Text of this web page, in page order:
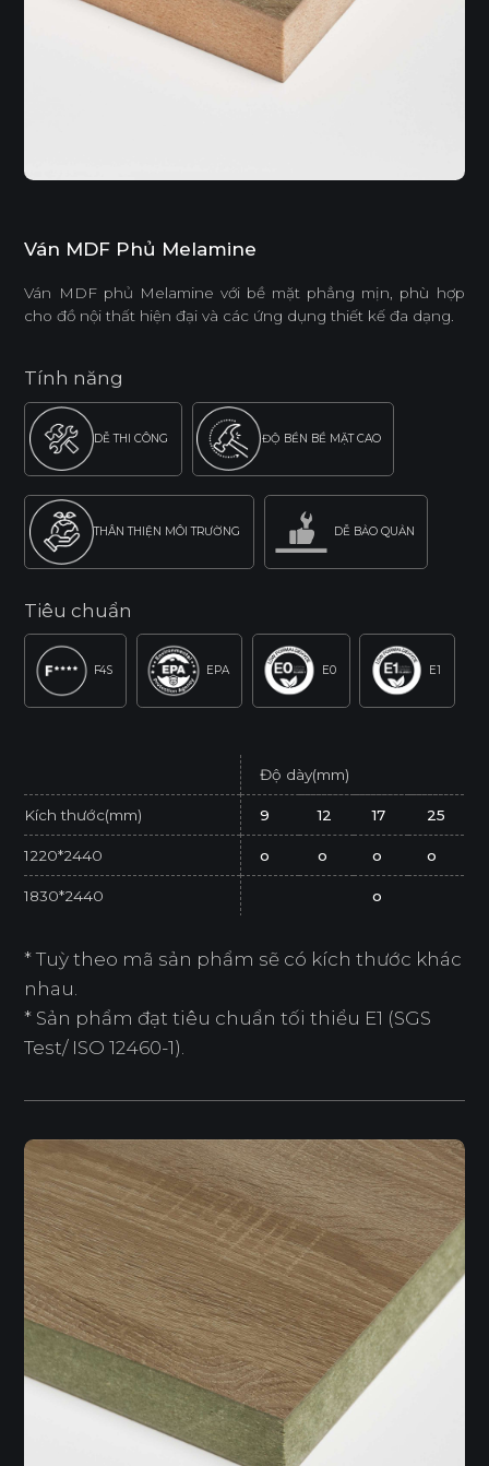
Ván MDF Phủ Melamine
Ván MDF phủ Melamine với bề mặt phẳng mịn, phù hợp
cho đồ nội thất hiện đại và các ứng dụng thiết kế đa dạng.
Tính năng
DỄ THI CÔNG ĐỘ BỀN BỀ MẶT CAO
THÂN THIỆN MÔI TRƯỜNG DỄ BẢO QUẢN
Tiêu chuẩn
F4S EPA E0 E1
Độ dày(mm)
Kích thước(mm) 9 12 17 25
1220*2440 o o o o
1830*2440 o
* Tuỳ theo mã sản phẩm sẽ có kích thước khác
nhau.
* Sản phẩm đạt tiêu chuẩn tối thiểu E1 (SGS
Test/ ISO 12460-1).